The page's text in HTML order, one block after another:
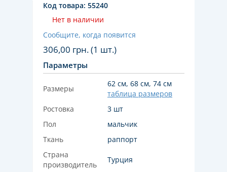
Код товара: 55240
Нет в наличии
Сообщите, когда появится
306,00 грн. (1 шт.)
Параметры
Размеры
62 см, 68 см, 74 см
таблица размеров
Ростовка
3 шт
Пол
мальчик
Ткань
раппорт
Страна
производитель
Турция